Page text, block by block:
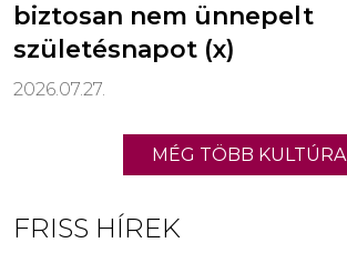
biztosan nem ünnepelt
születésnapot (x)
2026.07.27.
MÉG TÖBB KULTÚRA
FRISS HÍREK